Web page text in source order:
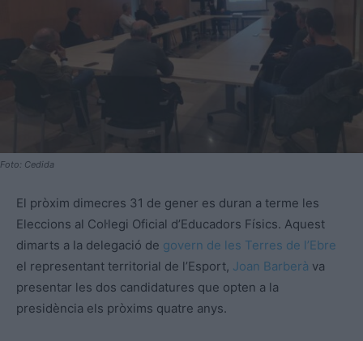
Foto: Cedida
El pròxim dimecres 31 de gener es duran a terme les
Eleccions al Col·legi Oficial d’Educadors Físics. Aquest
dimarts a la delegació de govern de les Terres de l’Ebre
el representant territorial de l’Esport, Joan Barberà va
presentar les dos candidatures que opten a la
presidència els pròxims quatre anys.